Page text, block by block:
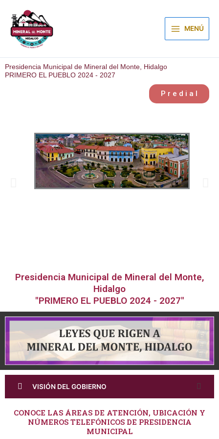
contenido
MENÚ
Presidencia Municipal de Mineral del Monte, Hidalgo
PRIMERO EL PUEBLO 2024 - 2027
P r e d i a l
Presidencia Municipal de Mineral del Monte,
Hidalgo
"PRIMERO EL PUEBLO 2024 - 2027"
VISIÓN DEL GOBIERNO
CONOCE LAS ÁREAS DE ATENCIÓN, UBICACIÓN Y
NÚMEROS TELEFÓNICOS DE PRESIDENCIA
MUNICIPAL